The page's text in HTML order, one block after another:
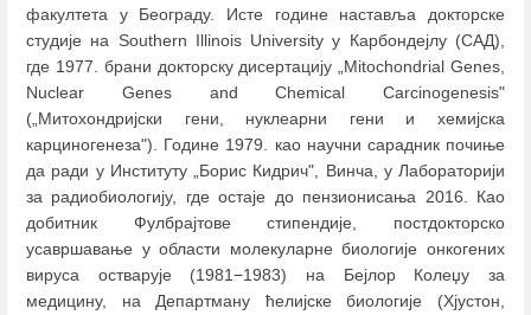
факултета у Београду. Исте године наставља докторске
студије нa Southern Illinois University у Карбондејлу (САД),
где 1977. брани докторску дисертацију „Mitochondrial Genes,
Nuclear Genes and Chemical Carcinogenesis"
(„Митохондријски гени, нуклеарни гени и хемијска
карциногенеза"). Године 1979. као научни сарадник почиње
да ради у Институту „Борис Кидрич", Винча, у Лабораторији
за радиобиологију, где остаје до пензионисања 2016. Као
добитник Фулбрајтове стипендије, постдокторско
усавршавање у области молекуларне биологије онкогених
вируса остварује (1981−1983) на Бејлор Колеџу за
медицину, на Департману ћелијске биологије (Хјустон,